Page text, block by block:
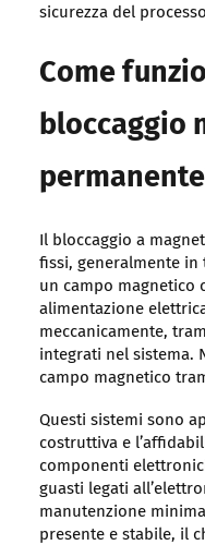
sicurezza del
Come
bloccaggio
Il bloccaggio a
fissi, generalmente in
un campo magnetico
alimentazione
meccanicamente,
integrati nel sistema.
campo magnetico
Questi sistemi sono
costruttiva e
componenti
guasti legati
manutenzione
presente e stabile, il